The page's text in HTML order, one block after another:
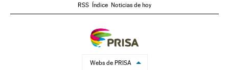
RSS Índice Noticias de hoy
Webs de PRISA